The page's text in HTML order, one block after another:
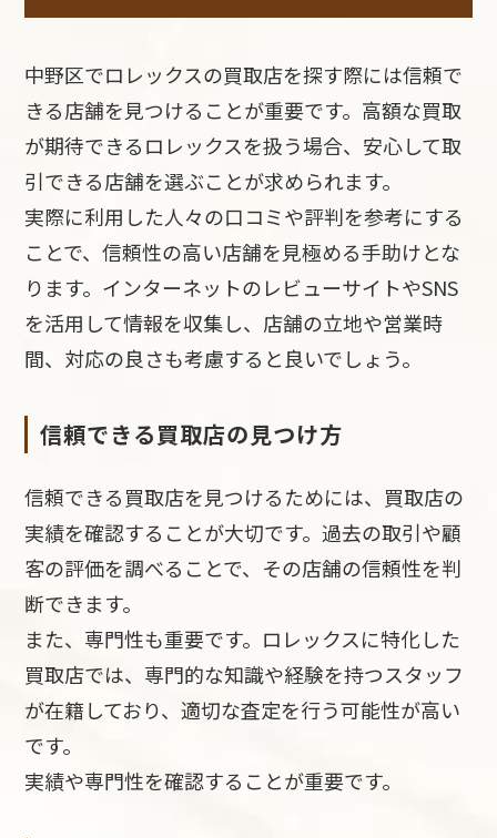
中野区でロレックスの買取店を探す際には信頼で
きる店舗を見つけることが重要です。高額な買取
が期待できるロレックスを扱う場合、安心して取
引できる店舗を選ぶことが求められます。
実際に利用した人々の口コミや評判を参考にする
ことで、信頼性の高い店舗を見極める手助けとな
ります。インターネットのレビューサイトやSNS
を活用して情報を収集し、店舗の立地や営業時
間、対応の良さも考慮すると良いでしょう。
信頼できる買取店の見つけ方
信頼できる買取店を見つけるためには、買取店の
実績を確認することが大切です。過去の取引や顧
客の評価を調べることで、その店舗の信頼性を判
断できます。
また、専門性も重要です。ロレックスに特化した
買取店では、専門的な知識や経験を持つスタッフ
が在籍しており、適切な査定を行う可能性が高い
です。
実績や専門性を確認することが重要です。